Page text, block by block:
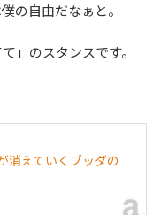
の自由だなぁと。
」のスタンスです。
消えていくブッダの